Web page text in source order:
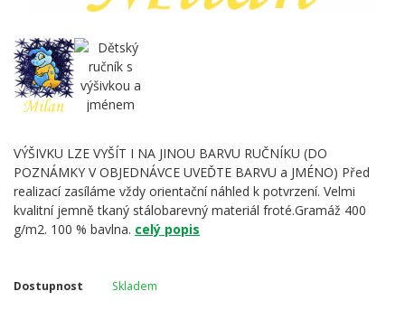
VÝŠIVKU LZE VYŠÍT I NA JINOU BARVU RUČNÍKU (DO
POZNÁMKY V OBJEDNÁVCE UVEĎTE BARVU a JMÉNO) Před
realizací zasíláme vždy orientační náhled k potvrzení. Velmi
kvalitní jemně tkaný stálobarevný materiál froté.Gramáž 400
g/m2. 100 % bavlna. celý popis
Dostupnost Skladem